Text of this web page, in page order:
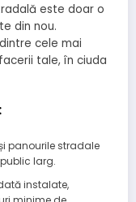
este doar o
din nou.
cele mai
tale, în ciuda
panourile stradale
larg.
instalate,